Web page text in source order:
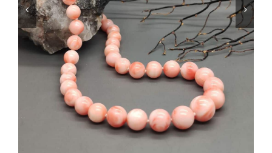
PRODOTTI
CONTATTI